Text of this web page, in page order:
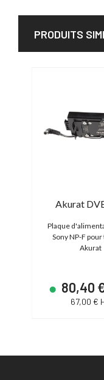
PRODUITS
Akurat
Plaque
Sony NP-F
Akurat
80,40
67,00 €